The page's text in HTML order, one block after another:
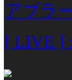
アブラ
[ LIVE ]